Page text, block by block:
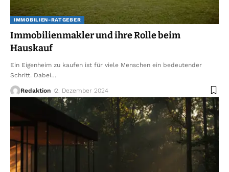
IMMOBILIEN-RATGEBER
Immobilienmakler und ihre Rolle beim
Hauskauf
Ein Eigenheim zu kaufen ist für viele Menschen ein bedeutender
Schritt. Dabei…
Redaktion 2. Dezember 2024